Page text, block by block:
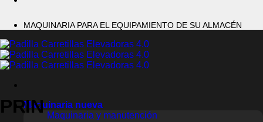
MAQUINARIA PARA EL EQUIPAMIENTO DE SU ALMACÉN
Maquinaria nueva
Maquinaria y manutención
PRIN